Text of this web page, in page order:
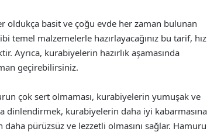
oldukça basit ve çoğu evde her zaman bulunan
temel malzemelerle hazırlayacağınız bu tarif,
Ayrıca, kurabiyelerin hazırlık aşamasında
geçirebilirsiniz.
çok sert olmaması, kurabiyelerin yumuşak ve
dinlendirmek, kurabiyelerin daha iyi kabarmasına
pürüzsüz ve lezzetli olmasını sağlar. Hamuru